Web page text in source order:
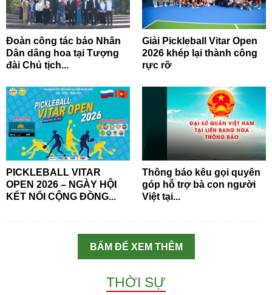
Đoàn công tác báo Nhân
Dân dâng hoa tại Tượng
đài Chủ tịch...
Giải Pickleball Vitar Open
2026 khép lại thành công
rực rỡ
PICKLEBALL VITAR
OPEN 2026 – NGÀY HỘI
KẾT NỐI CỘNG ĐỒNG...
Thông báo kêu gọi quyên
góp hỗ trợ bà con người
Việt tại...
BẤM ĐỂ XEM THÊM
THỜI SỰ